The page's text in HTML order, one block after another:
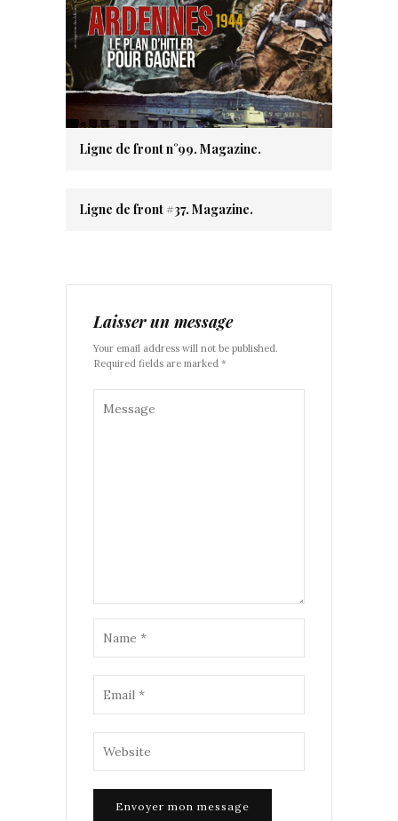
Ligne de front n°99. Magazine.
Ligne de front #37. Magazine.
Laisser un message
Your email address will not be published.
Required fields are marked *